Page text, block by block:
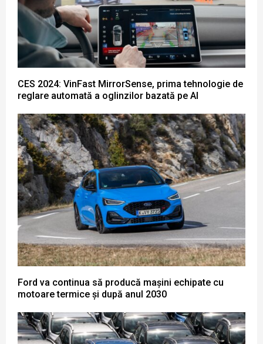
CES 2024: VinFast MirrorSense, prima tehnologie de
reglare automată a oglinzilor bazată pe AI
Ford va continua să producă mașini echipate cu
motoare termice și după anul 2030